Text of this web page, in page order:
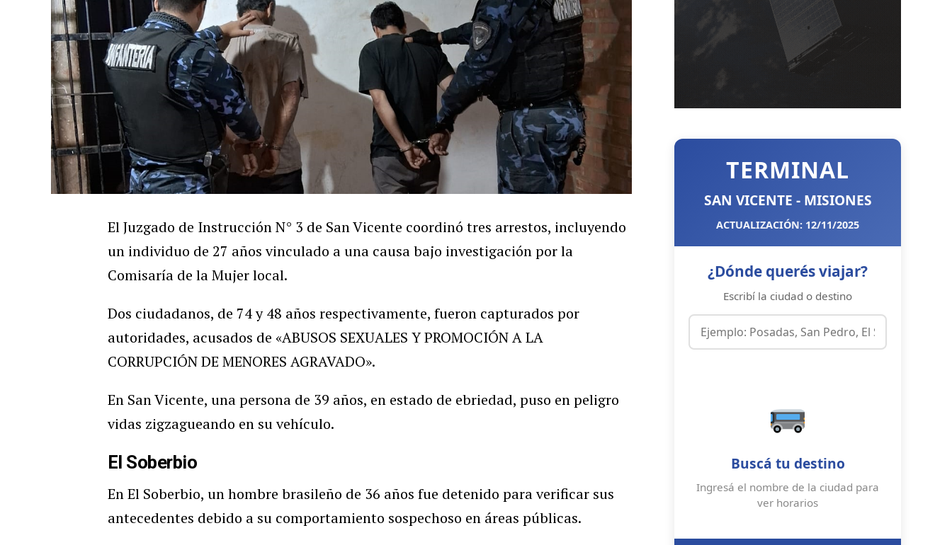
El Juzgado de Instrucción N° 3 de San Vicente coordinó tres arrestos, incluyendo
un individuo de 27 años vinculado a una causa bajo investigación por la
Comisaría de la Mujer local.
Dos ciudadanos, de 74 y 48 años respectivamente, fueron capturados por
autoridades, acusados de «ABUSOS SEXUALES Y PROMOCIÓN A LA
CORRUPCIÓN DE MENORES AGRAVADO».
En San Vicente, una persona de 39 años, en estado de ebriedad, puso en peligro
vidas zigzagueando en su vehículo.
El Soberbio
En El Soberbio, un hombre brasileño de 36 años fue detenido para verificar sus
antecedentes debido a su comportamiento sospechoso en áreas públicas.
TERMINAL
SAN VICENTE - MISIONES
ACTUALIZACIÓN: 12/11/2025
¿Dónde querés viajar?
Escribí la ciudad o destino
Buscá tu destino
Ingresá el nombre de la ciudad para
ver horarios